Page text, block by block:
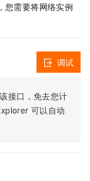
您需要将网络实例
接口，免去您计
可以自动
调试